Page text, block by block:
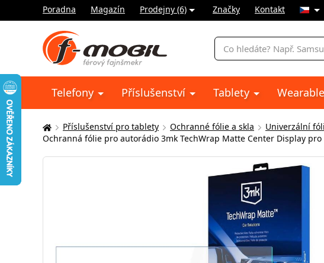
Poradna Magazín Prodejny (6) Značky Kontakt
Vyhledávání
Telefony Příslušenství Tablety
Zde
nacházíte:
Příslušenství pro tablety Ochranné fólie a skla Univerzální
Ochranná fólie pro autorádio 3mk TechWrap Matte Center Display pro